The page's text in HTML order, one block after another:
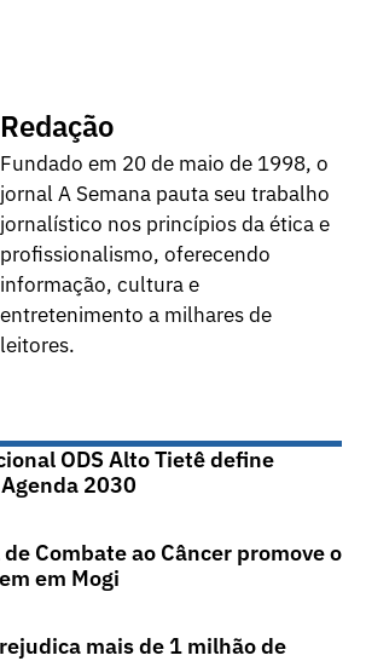
Redação
Fundado em 20 de maio de 1998, o
jornal A Semana pauta seu trabalho
jornalístico nos princípios da ética e
profissionalismo, oferecendo
informação, cultura e
entretenimento a milhares de
leitores.
ODS Alto Tietê define
2030
Combate ao Câncer promove o
em Mogi
mais de 1 milhão de